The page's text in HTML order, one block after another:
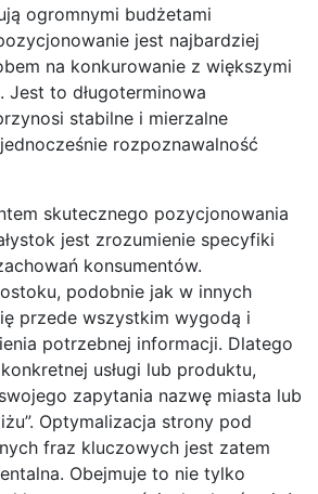
ogromnymi budżetami
jest najbardziej
na konkurowanie z większymi
Jest to długoterminowa
stabilne i mierzalne
rozpoznawalność
skutecznego pozycjonowania
jest zrozumienie specyfiki
konsumentów.
podobnie jak w innych
przede wszystkim wygodą i
potrzebnej informacji. Dlatego
usługi lub produktu,
zapytania nazwę miasta lub
Optymalizacja strony pod
fraz kluczowych jest zatem
Obejmuje to nie tylko